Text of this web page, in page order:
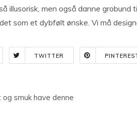
illusorisk, men også danne grobund
som et dybfølt ønske. Vi må
TWITTER
smuk have denne